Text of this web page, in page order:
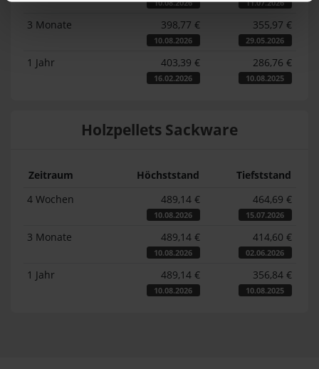
10.08.2026 11.07.2026
3 Monate 398,77 €
10.08.2026
355,97 €
29.05.2026
1 Jahr 403,39 €
16.02.2026
286,76 €
10.08.2025
Holzpellets Sackware
Zeitraum Höchststand
Tiefststand
4 Wochen
489,14 €
10.08.2026
464,69 €
15.07.2026
3 Monate 489,14 €
10.08.2026
414,60 €
02.06.2026
1 Jahr 489,14 €
10.08.2026
356,84 €
10.08.2025